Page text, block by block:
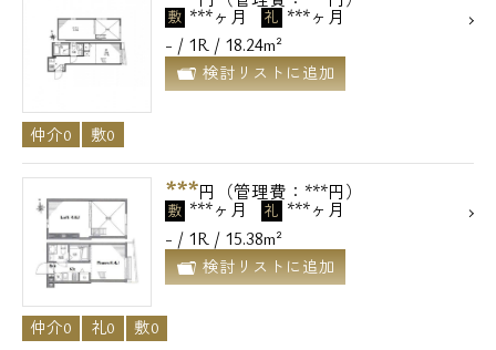
敷 ***ヶ月 礼 ***ヶ月
- / 1R / 18.24m²
検討リストに追加
仲介0 敷0
***円（管理費：***円）
敷 ***ヶ月 礼 ***ヶ月
- / 1R / 15.38m²
検討リストに追加
仲介0 礼0 敷0